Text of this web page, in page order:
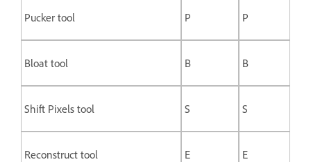
Pucker tool P P
Bloat tool B B
Shift Pixels tool S S
Reconstruct tool E E